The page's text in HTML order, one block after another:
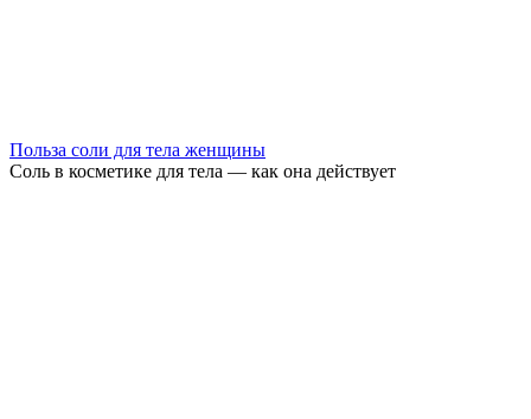
Польза соли для тела женщины
Соль в косметике для тела — как она действует